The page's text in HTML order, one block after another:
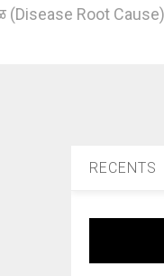
(Disease Root Cause)
RECENTS